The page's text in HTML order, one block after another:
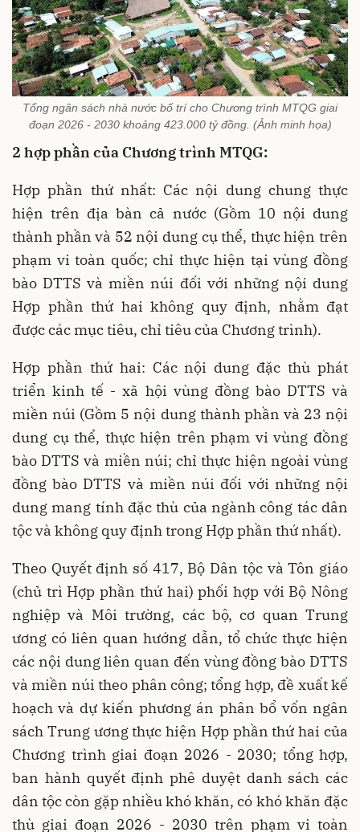
Tổng ngân sách nhà nước bố trí cho Chương trình MTQG giai
đoạn 2026 - 2030 khoảng 423.000 tỷ đồng. (Ảnh minh họa)
2 hợp phần của Chương trình MTQG:
Hợp phần thứ nhất: Các nội dung chung thực
hiện trên địa bàn cả nước (Gồm 10 nội dung
thành phần và 52 nội dung cụ thể, thực hiện trên
phạm vi toàn quốc; chỉ thực hiện tại vùng đồng
bào DTTS và miền núi đối với những nội dung
Hợp phần thứ hai không quy định, nhằm đạt
được các mục tiêu, chỉ tiêu của Chương trình).
Hợp phần thứ hai: Các nội dung đặc thù phát
triển kinh tế - xã hội vùng đồng bào DTTS và
miền núi (Gồm 5 nội dung thành phần và 23 nội
dung cụ thể, thực hiện trên phạm vi vùng đồng
bào DTTS và miền núi; chỉ thực hiện ngoài vùng
đồng bào DTTS và miền núi đối với những nội
dung mang tính đặc thù của ngành công tác dân
tộc và không quy định trong Hợp phần thứ nhất).
Theo Quyết định số 417, Bộ Dân tộc và Tôn giáo
(chủ trì Hợp phần thứ hai) phối hợp với Bộ Nông
nghiệp và Môi trường, các bộ, cơ quan Trung
ương có liên quan hướng dẫn, tổ chức thực hiện
các nội dung liên quan đến vùng đồng bào DTTS
và miền núi theo phân công; tổng hợp, đề xuất kế
hoạch và dự kiến phương án phân bổ vốn ngân
sách Trung ương thực hiện Hợp phần thứ hai của
Chương trình giai đoạn 2026 - 2030; tổng hợp,
ban hành quyết định phê duyệt danh sách các
dân tộc còn gặp nhiều khó khăn, có khó khăn đặc
thù giai đoạn 2026 - 2030 trên phạm vi toàn